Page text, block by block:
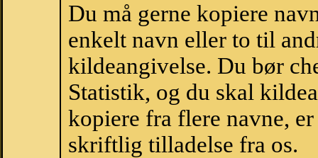
Du må gerne kopiere
enkelt navn eller to til
kildeangivelse. Du bør
Statistik, og du skal
kopiere fra flere navne,
skriftlig tilladelse fra os.